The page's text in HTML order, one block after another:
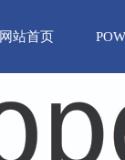
网站首页